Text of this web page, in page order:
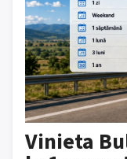
Vinieta